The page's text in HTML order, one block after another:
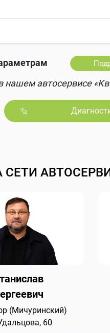
нашем автосервисе
СЕТИ
(Мичуринский)
60